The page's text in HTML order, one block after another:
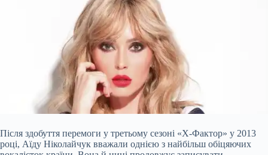
Після здобуття перемоги у третьому сезоні «Х-Фактор» у 2013
році, Аїду Ніколайчук вважали однією з найбільш обіцяючих